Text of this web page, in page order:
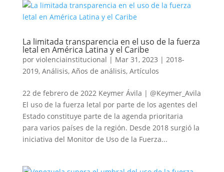
La limitada transparencia en el uso de la fuerza
letal en América Latina y el Caribe
por violenciainstitucional | Mar 31, 2023 | 2018-
2019, Análisis, Años de análisis, Artículos
22 de febrero de 2022 Keymer Ávila | @Keymer_Avila
El uso de la fuerza letal por parte de los agentes del
Estado constituye parte de la agenda prioritaria
para varios países de la región. Desde 2018 surgió la
iniciativa del Monitor de Uso de la Fuerza...